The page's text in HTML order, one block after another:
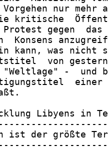
nur mehr
kritische
gegen
Konsens
kann, was nicht
von
-  und
Libyens in
ist der größte